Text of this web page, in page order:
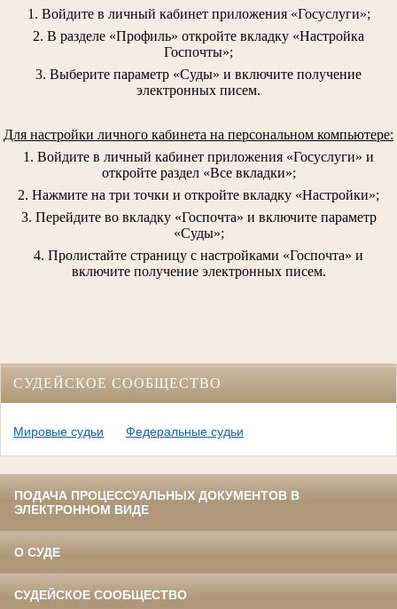
1. Войдите в личный кабинет приложения «Госуслуги»;
2. В разделе «Профиль» откройте вкладку «Настройка
Госпочты»;
3. Выберите параметр «Суды» и включите получение
электронных писем.
Для настройки личного кабинета на персональном компьютере:
1. Войдите в личный кабинет приложения «Госуслуги» и
откройте раздел «Все вкладки»;
2. Нажмите на три точки и откройте вкладку «Настройки»;
3. Перейдите во вкладку «Госпочта» и включите параметр
«Суды»;
4. Пролистайте страницу с настройками «Госпочта» и
включите получение электронных писем.
СУДЕЙСКОЕ СООБЩЕСТВО
Мировые судьи Федеральные судьи
ПОДАЧА ПРОЦЕССУАЛЬНЫХ ДОКУМЕНТОВ В
ЭЛЕКТРОННОМ ВИДЕ
О СУДЕ
СУДЕЙСКОЕ СООБЩЕСТВО